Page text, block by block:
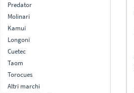
Predator
Molinari
Kamui
Longoni
Cuetec
Taom
Torocues
Altri marchi